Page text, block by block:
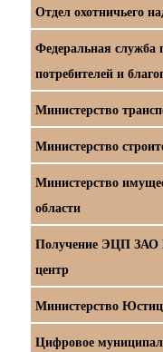
Отдел охотничьего
Федеральная служба
потребителей и
Министерство
Министерство
Министерство
области
Получение ЭЦП ЗАО
центр
Министерство
Цифровое